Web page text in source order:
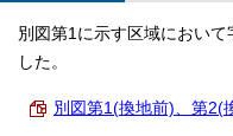
別図第1に示す区域におい
した。
別図第1(換地前)、第2(